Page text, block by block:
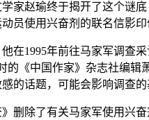
赵瑜终于揭开了这个谜
员使用兴奋剂的联名信影
1995年前往马家军调查
《中国作家》杂志社编
的话题，可能会影响调查
除了有关马家军使用兴